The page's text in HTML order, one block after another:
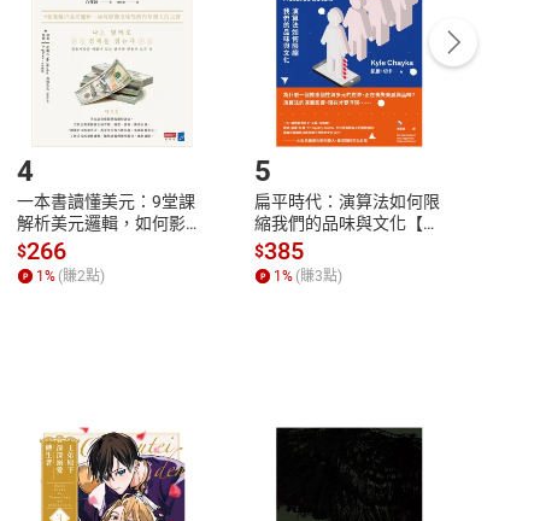
貨。
號，下載書籍後看書
4
一本書讀懂美元：9堂課
解析美元邏輯，如何影響
全球經濟和每個人的投資
【電子書】
$266
1% (賺2點)
5
扁平時代：演算法如何限
縮我們的品味與文化【電
子書】
$385
1% (賺3點)